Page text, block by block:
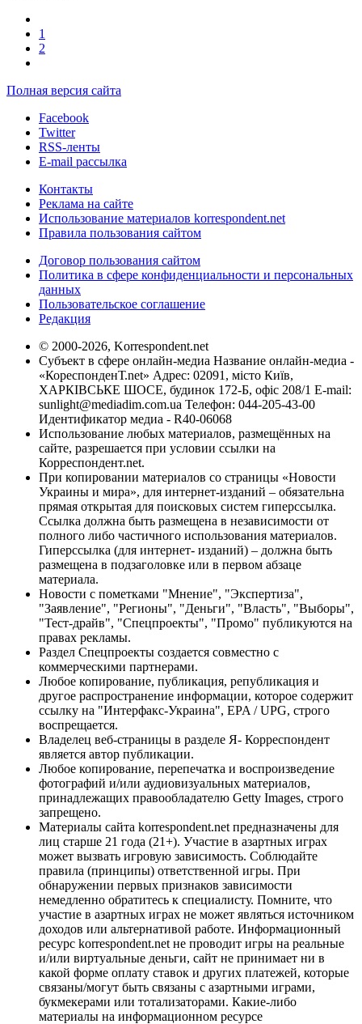
1
2
Полная версия сайта
Facebook
Twitter
RSS-ленты
E-mail рассылка
Контакты
Реклама на сайте
Использование материалов korrespondent.net
Правила пользования сайтом
Договор пользования сайтом
Политика в сфере конфиденциальности и персональных
данных
Пользовательское соглашение
Редакция
© 2000-2026, Korrespondent.net
Субъект в сфере онлайн-медиа Название онлайн-медиа -
«КореспонденТ.net» Адрес: 02091, місто Київ,
ХАРКІВСЬКЕ ШОСЕ, будинок 172-Б, офіс 208/1 E-mail:
sunlight@mediadim.com.ua Телефон: 044-205-43-00
Идентификатор медиа - R40-06068
Использование любых материалов, размещённых на
сайте, разрешается при условии ссылки на
Корреспондент.net.
При копировании материалов со страницы «Новости
Украины и мира», для интернет-изданий – обязательна
прямая открытая для поисковых систем гиперссылка.
Ссылка должна быть размещена в независимости от
полного либо частичного использования материалов.
Гиперссылка (для интернет- изданий) – должна быть
размещена в подзаголовке или в первом абзаце
материала.
Новости с пометками "Мнение", "Экспертиза",
"Заявление", "Регионы", "Деньги", "Власть", "Выборы",
"Тест-драйв", "Спецпроекты", "Промо" публикуются на
правах рекламы.
Раздел Спецпроекты создается совместно с
коммерческими партнерами.
Любое копирование, публикация, републикация и
другое распространение информации, которое содержит
ссылку на "Интерфакс-Украина", EPA / UPG, строго
воспрещается.
Владелец веб-страницы в разделе Я- Корреспондент
является автор публикации.
Любое копирование, перепечатка и воспроизведение
фотографий и/или аудиовизуальных материалов,
принадлежащих правообладателю Getty Images, строго
запрещено.
Материалы сайта korrespondent.net предназначены для
лиц старше 21 года (21+). Участие в азартных играх
может вызвать игровую зависимость. Соблюдайте
правила (принципы) ответственной игры. При
обнаружении первых признаков зависимости
немедленно обратитесь к специалисту. Помните, что
участие в азартных играх не может являться источником
доходов или альтернативой работе. Информационный
ресурс korrespondent.net не проводит игры на реальные
и/или виртуальные деньги, сайт не принимает ни в
какой форме оплату ставок и других платежей, которые
связаны/могут быть связаны с азартными играми,
букмекерами или тотализаторами. Какие-либо
материалы на информационном ресурсе